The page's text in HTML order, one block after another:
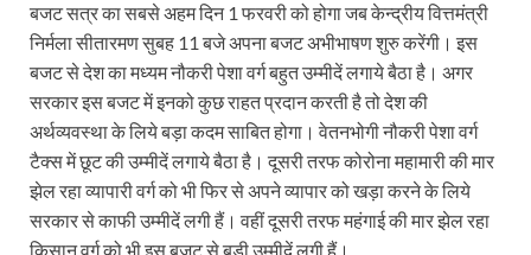
राजमिस्त्री, किसान और शिक्षक परिवारों के बेटे यूपीएससी
9New Sectoral Policy: 9 नई सेक्टोरल पॉलिसी, एक
संयुक्त निदेशक के एस चौहान ने मुख्यमंत्री को भेंट की अपनी
New haryana Industrial Policy: मुख्यमंत्री नायब सिंह
Baster’s New Picture: बस्तर की नई तस्वीर: मैदान में
पीएम मोदी के संबोधन की बड़ी बातें
बजट सत्र का सबसे अहम दिन 1 फरवरी को होगा जब केन्द्रीय वित्तमंत्री
निर्मला सीतारमण सुबह 11 बजे अपना बजट अभीभाषण शुरु करेंगी। इस
बजट से देश का मध्यम नौकरी पेशा वर्ग बहुत उम्मीदें लगाये बैठा है। अगर
सरकार इस बजट में इनको कुछ राहत प्रदान करती है तो देश की
अर्थव्यवस्था के लिये बड़ा कदम साबित होगा। वेतनभोगी नौकरी पेशा वर्ग
टैक्स में छूट की उम्मीदें लगाये बैठा है। दूसरी तरफ कोरोना महामारी की मार
झेल रहा व्यापारी वर्ग को भी फिर से अपने व्यापार को खड़ा करने के लिये
सरकार से काफी उम्मीदें लगी हैं। वहीं दूसरी तरफ महंगाई की मार झेल रहा
किसान वर्ग को भी इस बजट से बड़ी उम्मीदें लगी हैं।